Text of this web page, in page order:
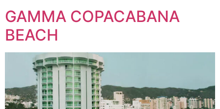
GAMMA COPACABANA
BEACH